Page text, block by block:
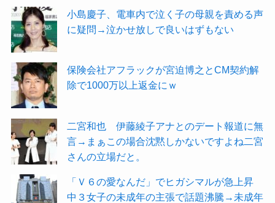
小島慶子、電車内で泣く子の母親を責める声
に疑問→泣かせ放しで良いはずもない
保険会社アフラックが宮迫博之とCM契約解
除で1000万以上返金にｗ
二宮和也 伊藤綾子アナとのデート報道に無
言→まぁこの場合沈黙しかないですよね二宮
さんの立場だと。
「Ｖ６の愛なんだ」でヒガシマルが急上昇
中３女子の未成年の主張で話題沸騰→未成年